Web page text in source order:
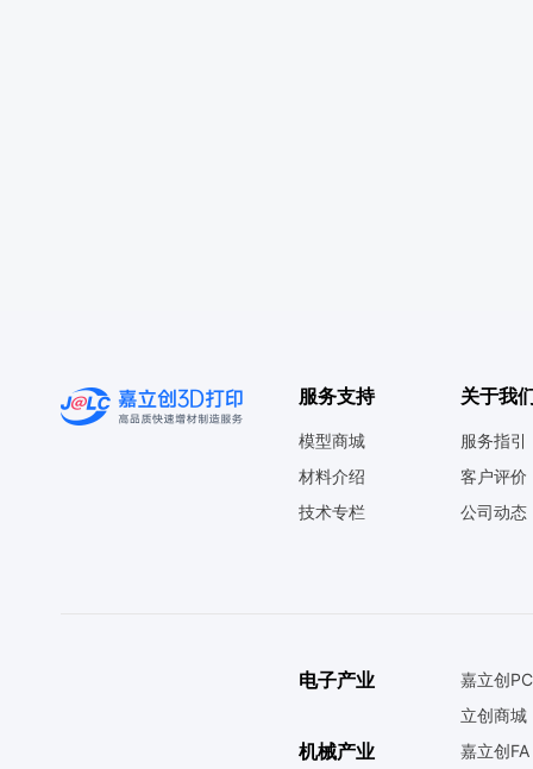
服务支持
模型商城
材料介绍
技术专栏
关于我
服务指引
客户评价
公司动态
电子产业
嘉立创
立创商城
机械产业 嘉立创FA